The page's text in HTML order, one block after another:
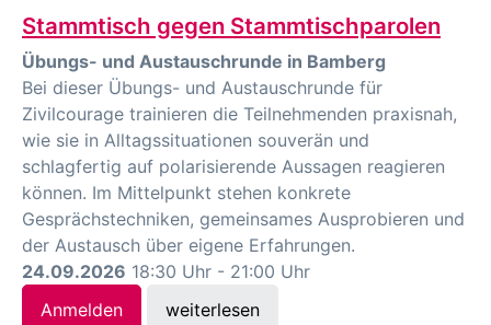
Stammtisch gegen Stammtischparolen
Übungs- und Austauschrunde in Bamberg
Bei dieser Übungs- und Austauschrunde für
Zivilcourage trainieren die Teilnehmenden praxisnah,
wie sie in Alltagssituationen souverän und
schlagfertig auf polarisierende Aussagen reagieren
können. Im Mittelpunkt stehen konkrete
Gesprächstechniken, gemeinsames Ausprobieren und
der Austausch über eigene Erfahrungen.
24.09.2026 18:30 Uhr - 21:00 Uhr
Anmelden
weiterlesen